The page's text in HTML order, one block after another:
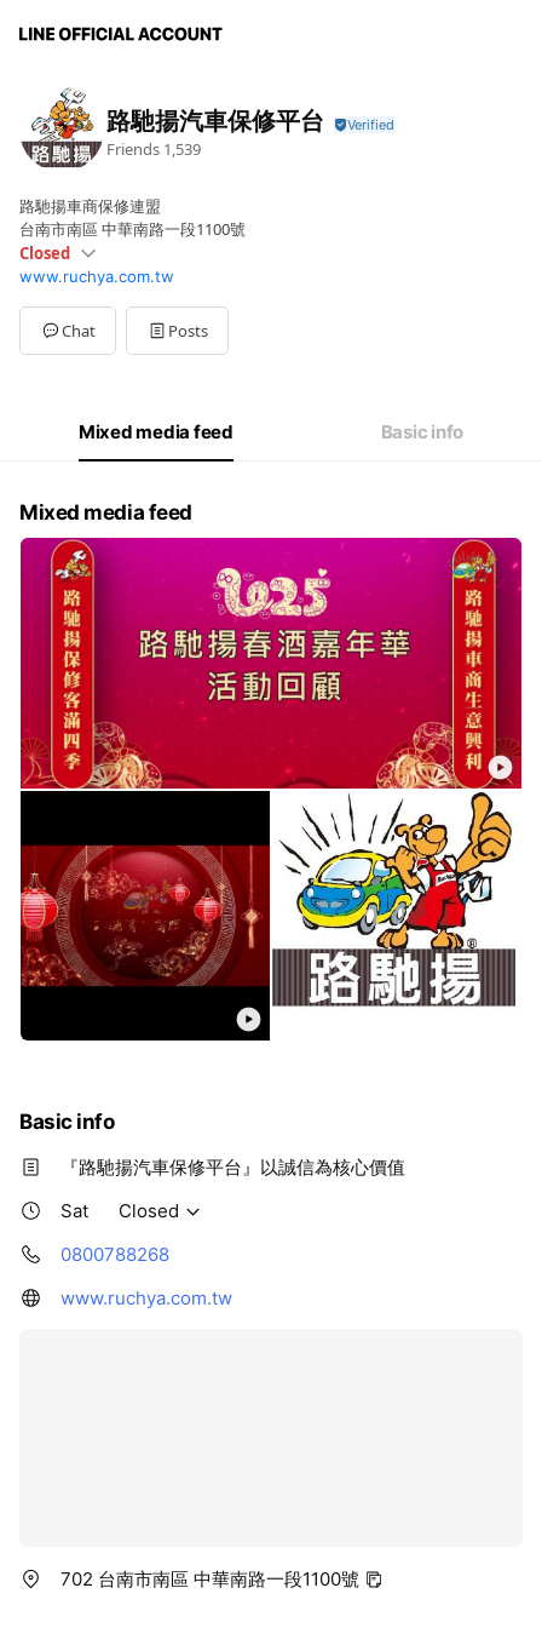
路馳揚汽車保修平台
Friends 1,539
路馳揚車商保修連盟
台南市南區 中華南路一段1100號
Closed
SunClosed
Mon08:30 - 17:30
Tue08:30 - 17:30
Wed08:30 - 17:30
www.ruchya.com.tw
Chat Posts
Mixed media feed Basic info
Mixed media feed
Basic info
『路馳揚汽車保修平台』以誠信為核心價值
Sat
Closed
0800788268
www.ruchya.com.tw
702 台南市南區 中華南路一段1100號